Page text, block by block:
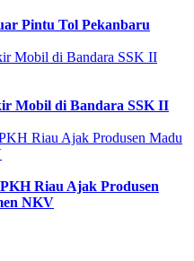
Pintu Tol Pekanbaru
Mobil di Bandara SSK II
Riau Ajak Produsen
NKV